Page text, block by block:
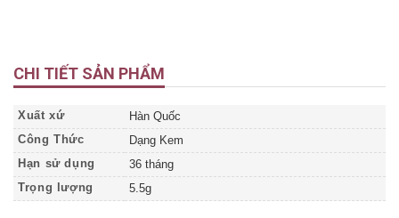
CHI TIẾT SẢN PHẨM
Xuất xứ
Hàn Quốc
Công Thức
Dạng Kem
Hạn sử dụng
36 tháng
Trọng lượng
5.5g